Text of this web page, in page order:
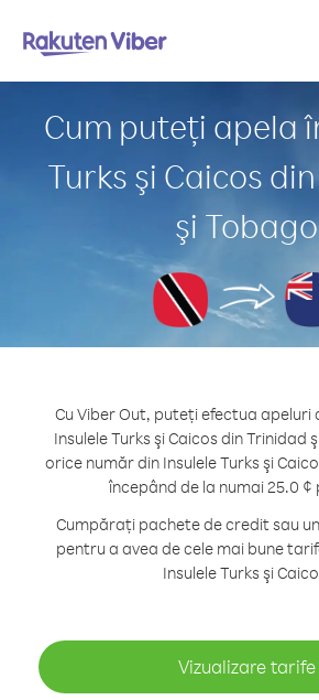
Cum puteți apela
Turks şi Caicos
şi Tobago
Cu Viber Out, puteți efectua
Insulele Turks şi Caicos din Trinidad
orice număr din Insulele Turks şi
începând de la numai 25.0 ¢
Cumpărați pachete de credit sau
pentru a avea de cele mai bune
Insulele Turks şi
Vizualizare tarife